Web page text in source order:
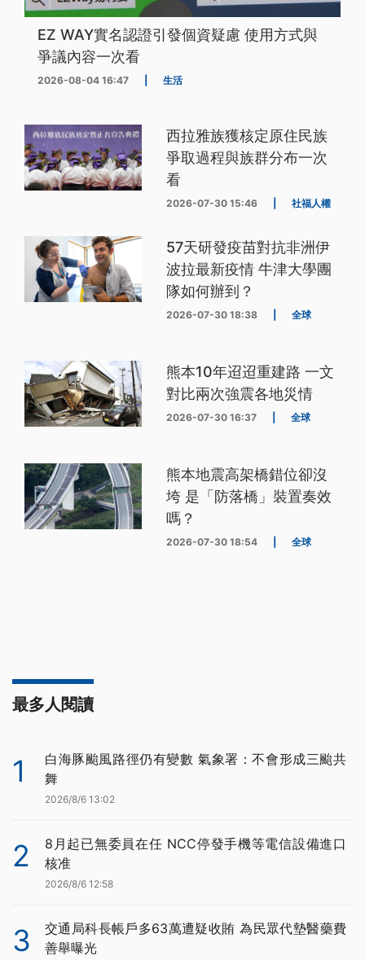
EZ WAY實名認證引發個資疑慮 使用方式與
爭議內容一次看
2026-08-04 16:47 生活
西拉雅族獲核定原住民族
爭取過程與族群分布一次
看
2026-07-30 15:46 社福人權
57天研發疫苗對抗非洲伊
波拉最新疫情 牛津大學團
隊如何辦到？
2026-07-30 18:38 全球
熊本10年迢迢重建路 一文
對比兩次強震各地災情
2026-07-30 16:37 全球
熊本地震高架橋錯位卻沒
垮 是「防落橋」裝置奏效
嗎？
2026-07-30 18:54 全球
最多人閱讀
1
白海豚颱風路徑仍有變數 氣象署：不會形成三颱共
舞
2026/8/6 13:02
2
8月起已無委員在任 NCC停發手機等電信設備進口
核准
2026/8/6 12:58
3
交通局科長帳戶多63萬遭疑收賄 為民眾代墊醫藥費
善舉曝光